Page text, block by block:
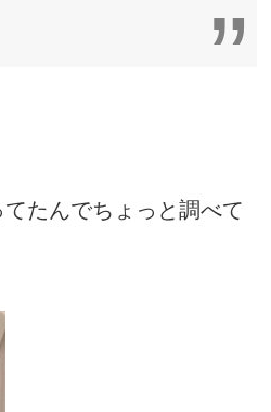
たんでちょっと調べて